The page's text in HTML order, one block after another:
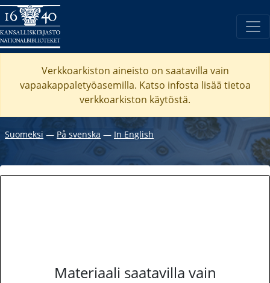
Verkkoarkiston aineisto on saatavilla vain
vapaakappaletyöasemilla. Katso infosta lisää tietoa
verkkoarkiston käytöstä.
Suomeksi ― På svenska ― In English
Materiaali saatavilla vain